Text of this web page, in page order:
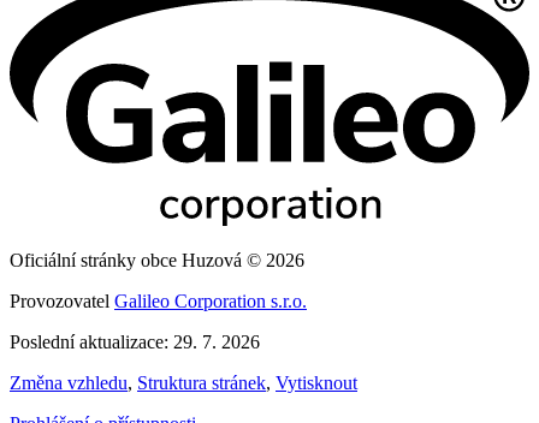
Oficiální stránky obce Huzová © 2026
Provozovatel Galileo Corporation s.r.o.
Poslední aktualizace: 29. 7. 2026
Změna vzhledu, Struktura stránek, Vytisknout